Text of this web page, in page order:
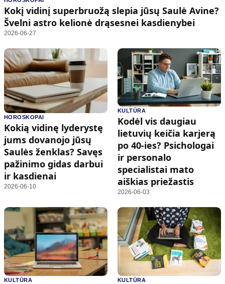
Kultūra
Sodas ir daržas
Sveikata ir grožis
Karjera
Psichologinė sveikata
Tvari mada
Klaidų taisymo politika
Privatumo politika
Reklamos politika
Slapukų politika
Redakcija
Apie mus
Autoriai
Kontaktai
Redakcinė politika
Kokį vidinį superbruožą slepia jūsų Saulė Avine?
Švelni astro kelionė drąsesnei kasdienybei
2026-06-27
HOROSKOPAI
Kokią vidinę lyderystę
jums dovanojo jūsų
Saulės ženklas? Savęs
pažinimo gidas darbui
ir kasdienai
2026-06-10
KULTŪRA
Kodėl vis daugiau
lietuvių keičia karjerą
po 40-ies? Psichologai
ir personalo
specialistai mato
aiškias priežastis
2026-06-03
KULTŪRA KULTŪRA